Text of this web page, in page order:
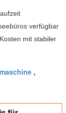
verfügbar
mit stabiler
,